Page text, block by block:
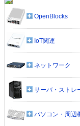
OpenBlocks
IoT関連
ネットワーク
サーバ・ストレ
パソコン・周辺